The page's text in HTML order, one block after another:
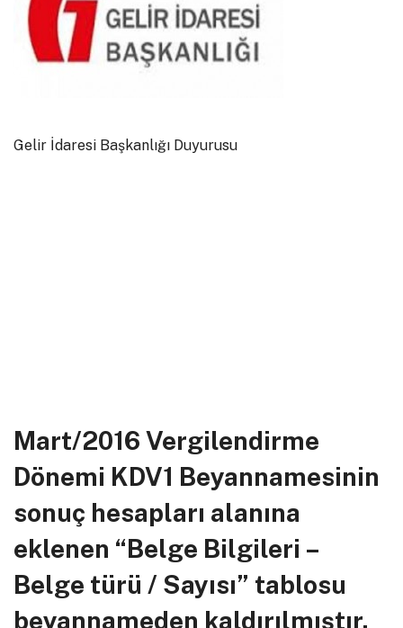
Gelir İdaresi Başkanlığı Duyurusu
Mart/2016 Vergilendirme
Dönemi KDV1 Beyannamesinin
sonuç hesapları alanına
eklenen “Belge Bilgileri –
Belge türü / Sayısı” tablosu
beyannameden kaldırılmıştır.